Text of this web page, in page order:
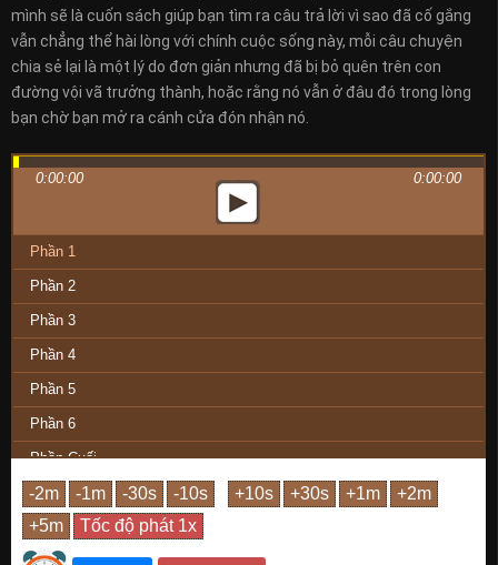
mình sẽ là cuốn sách giúp bạn tìm ra câu trả lời vì sao đã cố gắng
vẫn chẳng thể hài lòng với chính cuộc sống này, mỗi câu chuyện
chia sẻ lại là một lý do đơn giản nhưng đã bị bỏ quên trên con
đường vội vã trưởng thành, hoặc rằng nó vẫn ở đâu đó trong lòng
bạn chờ bạn mở ra cánh cửa đón nhận nó.
0:00:00 0:00:00
Phần 1
Phần 2
Phần 3
Phần 4
Phần 5
Phần 6
Phần Cuối